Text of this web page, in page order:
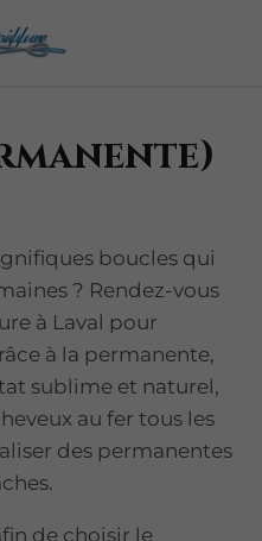
boucles qui
? Rendez-vous
à Laval pour
à la permanente,
sublime et naturel,
au fer tous les
des permanentes
de choisir le